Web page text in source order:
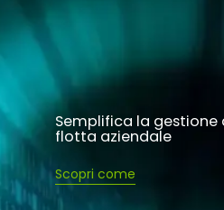
Semplifica la gestione
flotta aziendale
Scopri come